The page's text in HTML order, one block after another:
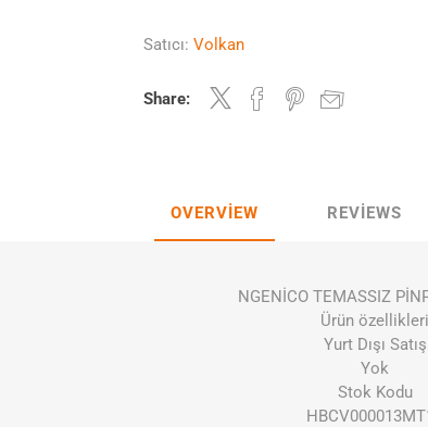
Satıcı: Volkan
Share:
OVERVIEW REVIEWS
NGENİCO TEMASSIZ
Ürün özellikleri
Yurt Dışı Satış
Yok
Stok Kodu